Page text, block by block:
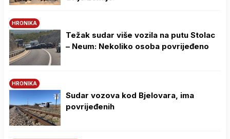
HRONIKA
Težak sudar više vozila na putu Stolac
– Neum: Nekoliko osoba povrijeđeno
HRONIKA
Sudar vozova kod Bjelovara, ima
povrijeđenih